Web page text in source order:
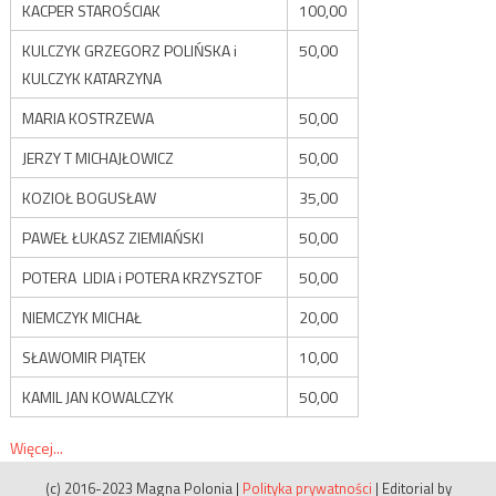
KACPER STAROŚCIAK
100,00
KULCZYK GRZEGORZ POLIŃSKA i
KULCZYK KATARZYNA
50,00
MARIA KOSTRZEWA
50,00
JERZY T MICHAJŁOWICZ
50,00
KOZIOŁ BOGUSŁAW
35,00
PAWEŁ ŁUKASZ ZIEMIAŃSKI
50,00
POTERA LIDIA i POTERA KRZYSZTOF
50,00
NIEMCZYK MICHAŁ
20,00
SŁAWOMIR PIĄTEK
10,00
KAMIL JAN KOWALCZYK
50,00
Więcej...
(c) 2016-2023 Magna Polonia | Polityka prywatności | Editorial by